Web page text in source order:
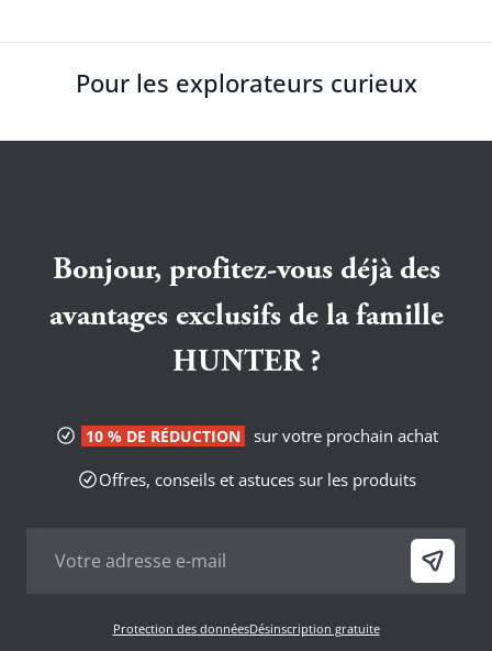
Pour les explorateurs curieux
Bonjour, profitez-vous déjà des
avantages exclusifs de la famille
HUNTER ?
10 % DE RÉDUCTION
sur votre prochain achat
Offres, conseils et astuces sur les produits
Protection des donnéesDésinscription gratuite